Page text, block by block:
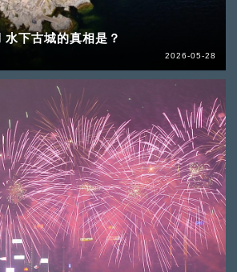
下古城的真相是？
2026-05-28